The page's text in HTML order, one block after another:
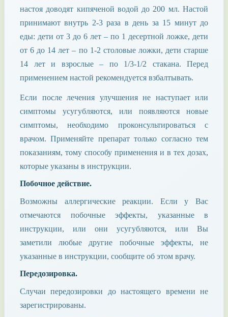
настоя доводят кипяченой водой до 200 мл. Настой
принимают внутрь 2-3 раза в день за 15 минут до
еды: дети от 3 до 6 лет – по 1 десертной ложке, дети
от 6 до 14 лет – по 1-2 столовые ложки, дети старше
14 лет и взрослые – по 1/3-1/2 стакана. Перед
применением настой рекомендуется взбалтывать.
Если после лечения улучшения не наступает или
симптомы усугубляются, или появляются новые
симптомы, необходимо проконсультироваться с
врачом. Применяйте препарат только согласно тем
показаниям, тому способу применения и в тех дозах,
которые указаны в инструкции.
Побочное действие.
Возможны аллергические реакции. Если у Вас
отмечаются побочные эффекты, указанные в
инструкции, или они усугубляются, или Вы
заметили любые другие побочные эффекты, не
указанные в инструкции, сообщите об этом врачу.
Передозировка.
Случаи передозировки до настоящего времени не
зарегистрированы.